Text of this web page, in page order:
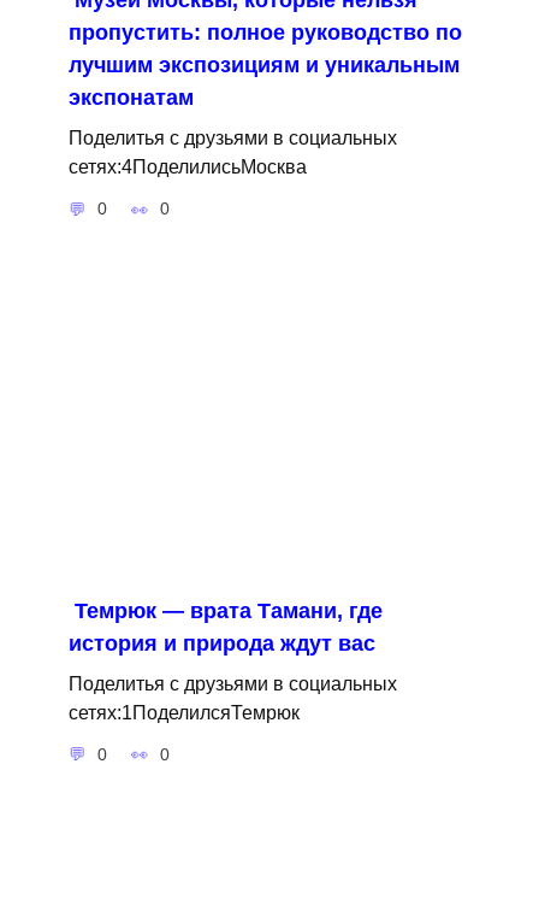
пропустить: полное руководство по
лучшим экспозициям и уникальным
экспонатам
Поделитья с друзьями в социальных
сетях:4ПоделилисьМосква
0 0
Темрюк — врата Тамани, где
история и природа ждут вас
Поделитья с друзьями в социальных
сетях:1ПоделилсяТемрюк
0 0